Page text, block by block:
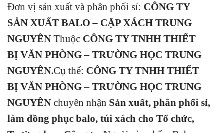
Đơn vị sản xuất và phân phối sỉ: CÔNG TY
SẢN XUẤT BALO – CẶP XÁCH TRUNG
NGUYÊN Thuộc CÔNG TY TNHH THIẾT
BỊ VĂN PHÒNG – TRƯỜNG HỌC TRUNG
NGUYÊN.Cụ thể: CÔNG TY TNHH THIẾT
BỊ VĂN PHÒNG – TRƯỜNG HỌC TRUNG
NGUYÊN chuyên nhận Sản xuất, phân phối sỉ,
làm đồng phục balo, túi xách cho Tổ chức,